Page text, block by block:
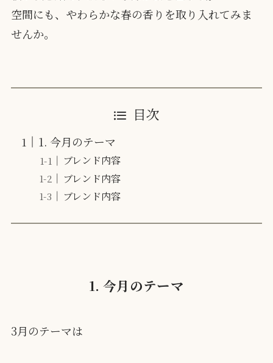
空間にも、やわらかな春の香りを取り入れてみま
せんか。
目次
1. 今月のテーマ
ブレンド内容
ブレンド内容
ブレンド内容
1. 今月のテーマ
3月のテーマは